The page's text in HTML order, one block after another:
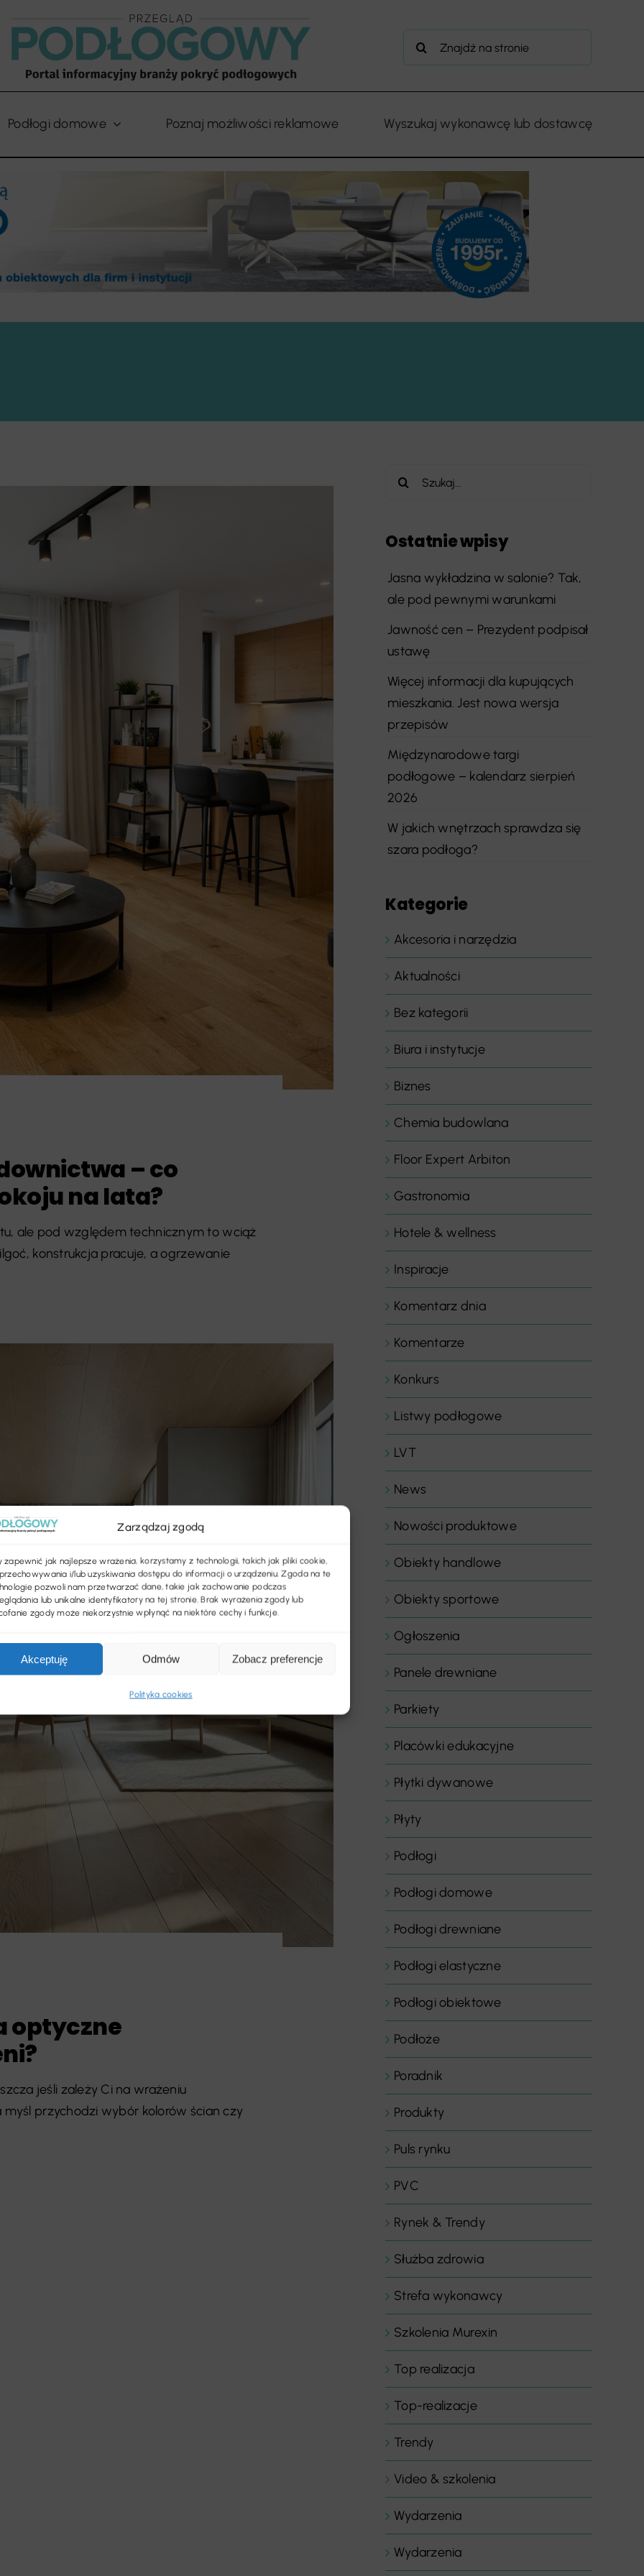
Zarządzaj zgodą
zapewnić jak najlepsze wrażenia, korzystamy z technologii, takich jak pliki cookie,
i/lub uzyskiwania dostępu do informacji o urządzeniu. Zgoda na te
pozwoli nam przetwarzać dane, takie jak zachowanie podczas
lub unikalne identyfikatory na tej stronie. Brak wyrażenia zgody lub
zgody może niekorzystnie wpłynąć na niektóre cechy i funkcje.
Akceptuję Odmów Zobacz preferencje
Polityka cookies
Szukaj
Podłogi domowe Poznaj możliwości reklamowe Wyszukaj wykonawcę lub dostawcę
– co
na lata?
ale pod względem technicznym to wciąż
konstrukcja pracuje, a ogrzewanie
optyczne
jeśli zależy Ci na wrażeniu
przychodzi wybór kolorów ścian czy
Szukaj
Ostatnie wpisy
Jasna wykładzina w salonie? Tak,
ale pod pewnymi warunkami
Jawność cen – Prezydent podpisał
ustawę
Więcej informacji dla kupujących
mieszkania. Jest nowa wersja
przepisów
Międzynarodowe targi
podłogowe – kalendarz sierpień
2026
W jakich wnętrzach sprawdza się
szara podłoga?
Kategorie
Akcesoria i narzędzia
Aktualności
Bez kategorii
Biura i instytucje
Biznes
Chemia budowlana
Floor Expert Arbiton
Gastronomia
Hotele & wellness
Inspiracje
Komentarz dnia
Komentarze
Konkurs
Listwy podłogowe
LVT
News
Nowości produktowe
Obiekty handlowe
Obiekty sportowe
Ogłoszenia
Panele drewniane
Parkiety
Placówki edukacyjne
Płytki dywanowe
Płyty
Podłogi
Podłogi domowe
Podłogi drewniane
Podłogi elastyczne
Podłogi obiektowe
Podłoże
Poradnik
Produkty
Puls rynku
PVC
Rynek & Trendy
Służba zdrowia
Strefa wykonawcy
Szkolenia Murexin
Top realizacja
Top-realizacje
Trendy
Video & szkolenia
Wydarzenia
Wydarzenia